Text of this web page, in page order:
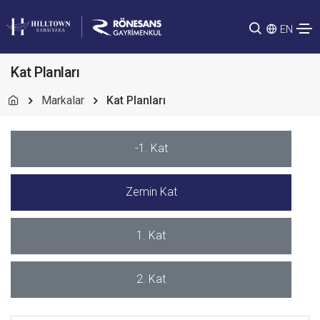
EN
Kat Planları
Markalar Kat Planları
-1. Kat
Zemin Kat
1. Kat
2. Kat